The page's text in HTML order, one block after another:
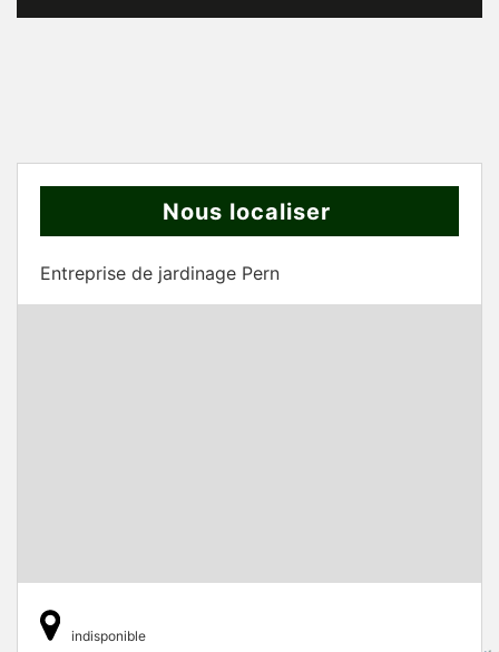
Nous localiser
Entreprise de jardinage Pern
indisponible